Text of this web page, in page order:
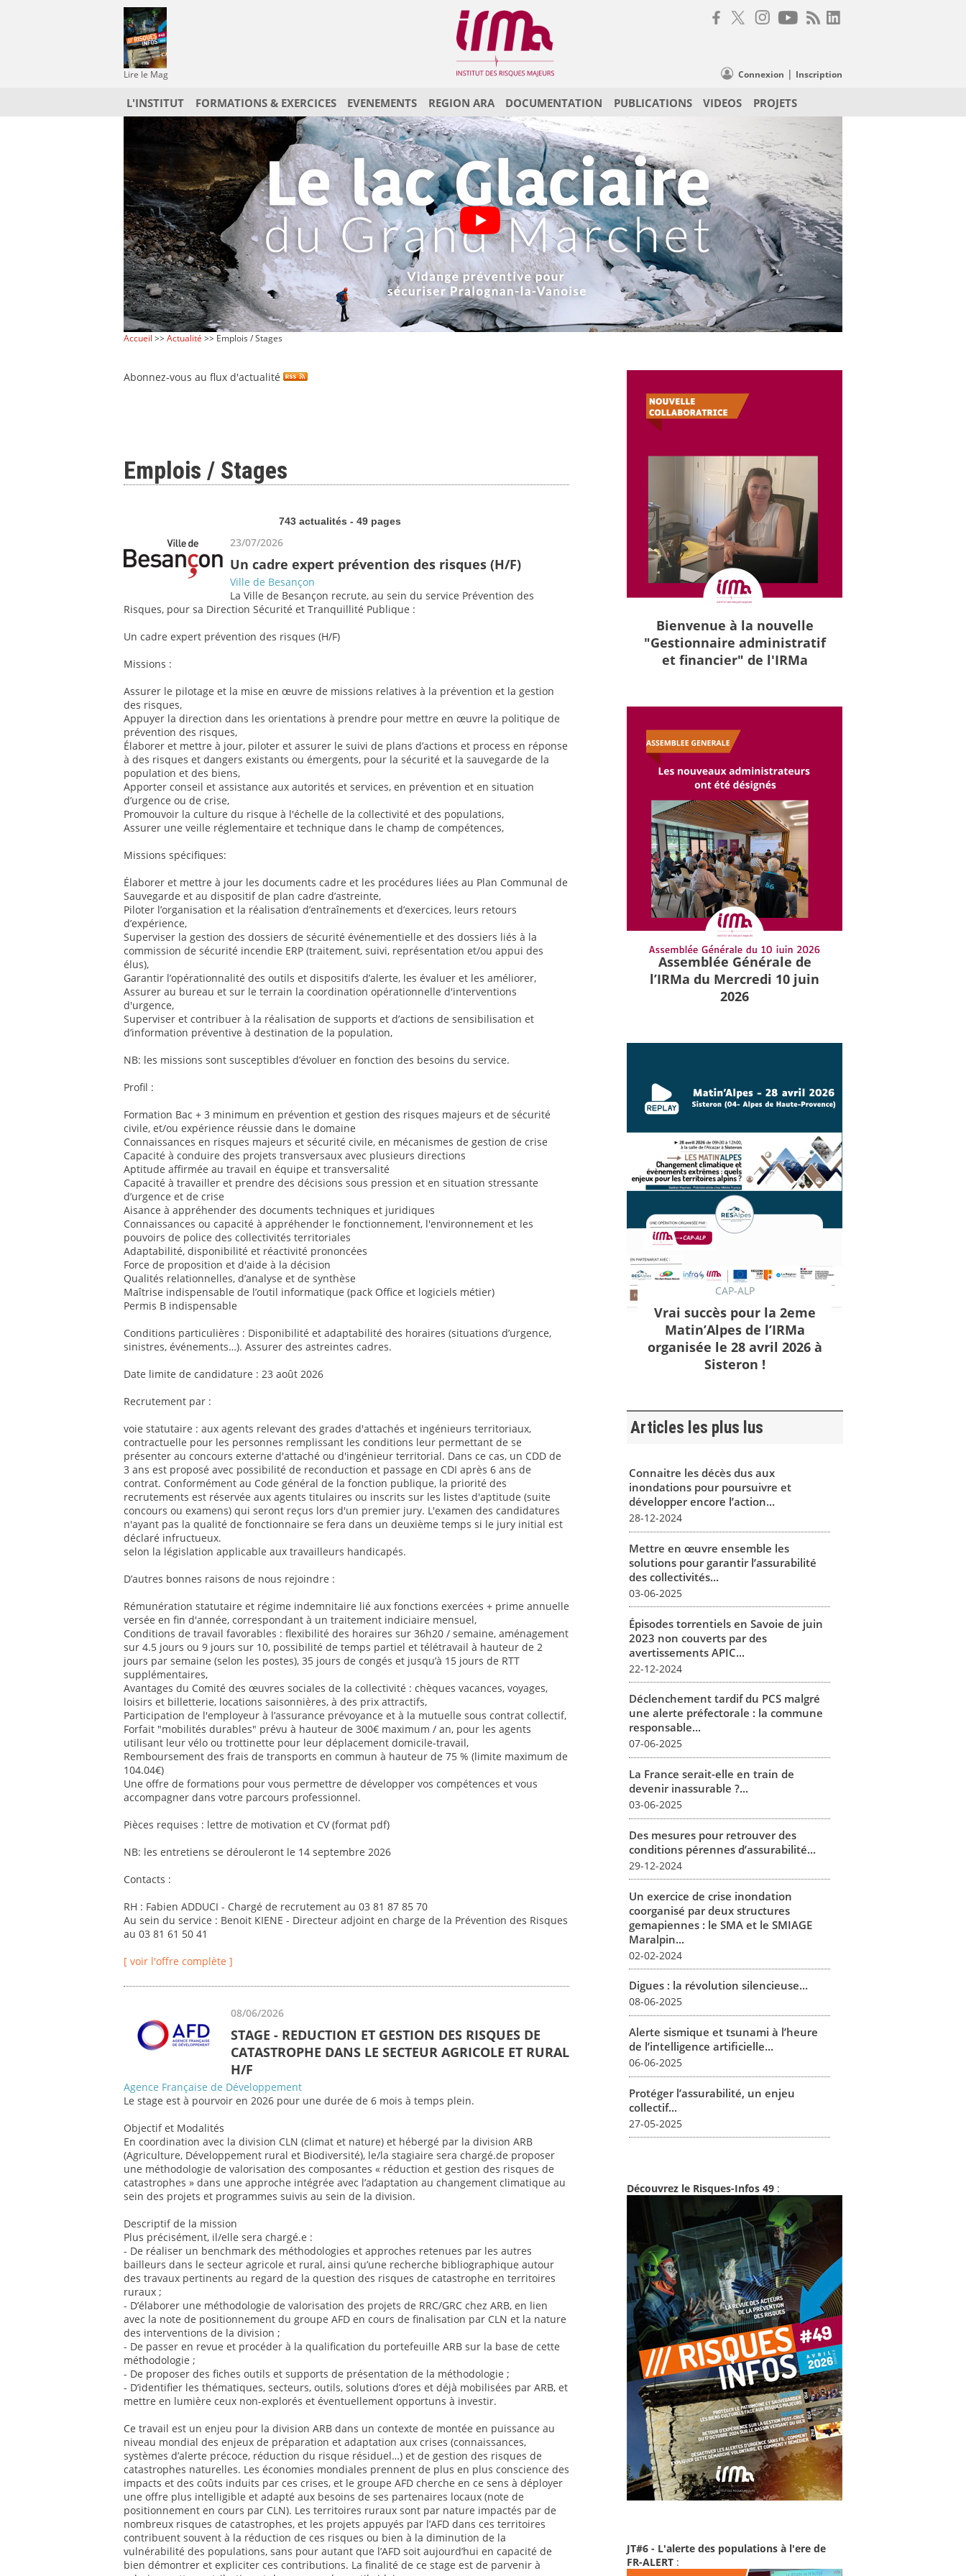
Lire le Mag Connexion | Inscription
L'INSTITUT FORMATIONS & EXERCICES EVENEMENTS REGION ARA DOCUMENTATION PUBLICATIONS VIDEOS PROJETS
Accueil >>Actualité >> Emplois / Stages
Abonnez-vous au flux d'actualité
Emplois / Stages
743 actualités - 49 pages
23/07/2026
Un cadre expert prévention des risques (H/F)
Ville de Besançon
La Ville de Besançon recrute, au sein du service Prévention des
Risques, pour sa Direction Sécurité et Tranquillité Publique :
Un cadre expert prévention des risques (H/F)
Missions :
Assurer le pilotage et la mise en œuvre de missions relatives à la prévention et la gestion
des risques,
Appuyer la direction dans les orientations à prendre pour mettre en œuvre la politique de
prévention des risques,
Élaborer et mettre à jour, piloter et assurer le suivi de plans d’actions et process en réponse
à des risques et dangers existants ou émergents, pour la sécurité et la sauvegarde de la
population et des biens,
Apporter conseil et assistance aux autorités et services, en prévention et en situation
d’urgence ou de crise,
Promouvoir la culture du risque à l'échelle de la collectivité et des populations,
Assurer une veille réglementaire et technique dans le champ de compétences,
Missions spécifiques:
Élaborer et mettre à jour les documents cadre et les procédures liées au Plan Communal de
Sauvegarde et au dispositif de plan cadre d’astreinte,
Piloter l’organisation et la réalisation d’entraînements et d’exercices, leurs retours
d’expérience,
Superviser la gestion des dossiers de sécurité événementielle et des dossiers liés à la
commission de sécurité incendie ERP (traitement, suivi, représentation et/ou appui des
élus),
Garantir l’opérationnalité des outils et dispositifs d’alerte, les évaluer et les améliorer,
Assurer au bureau et sur le terrain la coordination opérationnelle d'interventions
d'urgence,
Superviser et contribuer à la réalisation de supports et d’actions de sensibilisation et
d’information préventive à destination de la population,
NB: les missions sont susceptibles d’évoluer en fonction des besoins du service.
Profil :
Formation Bac + 3 minimum en prévention et gestion des risques majeurs et de sécurité
civile, et/ou expérience réussie dans le domaine
Connaissances en risques majeurs et sécurité civile, en mécanismes de gestion de crise
Capacité à conduire des projets transversaux avec plusieurs directions
Aptitude affirmée au travail en équipe et transversalité
Capacité à travailler et prendre des décisions sous pression et en situation stressante
d’urgence et de crise
Aisance à appréhender des documents techniques et juridiques
Connaissances ou capacité à appréhender le fonctionnement, l'environnement et les
pouvoirs de police des collectivités territoriales
Adaptabilité, disponibilité et réactivité prononcées
Force de proposition et d'aide à la décision
Qualités relationnelles, d’analyse et de synthèse
Maîtrise indispensable de l’outil informatique (pack Office et logiciels métier)
Permis B indispensable
Conditions particulières : Disponibilité et adaptabilité des horaires (situations d’urgence,
sinistres, événements…). Assurer des astreintes cadres.
Date limite de candidature : 23 août 2026
Recrutement par :
voie statutaire : aux agents relevant des grades d'attachés et ingénieurs territoriaux,
contractuelle pour les personnes remplissant les conditions leur permettant de se
présenter au concours externe d'attaché ou d'ingénieur territorial. Dans ce cas, un CDD de
3 ans est proposé avec possibilité de reconduction et passage en CDI après 6 ans de
contrat. Conformément au Code général de la fonction publique, la priorité des
recrutements est réservée aux agents titulaires ou inscrits sur les listes d'aptitude (suite
concours ou examens) qui seront reçus lors d'un premier jury. L'examen des candidatures
n'ayant pas la qualité de fonctionnaire se fera dans un deuxième temps si le jury initial est
déclaré infructueux.
selon la législation applicable aux travailleurs handicapés.
D’autres bonnes raisons de nous rejoindre :
Rémunération statutaire et régime indemnitaire lié aux fonctions exercées + prime annuelle
versée en fin d'année, correspondant à un traitement indiciaire mensuel,
Conditions de travail favorables : flexibilité des horaires sur 36h20 / semaine, aménagement
sur 4.5 jours ou 9 jours sur 10, possibilité de temps partiel et télétravail à hauteur de 2
jours par semaine (selon les postes), 35 jours de congés et jusqu’à 15 jours de RTT
supplémentaires,
Avantages du Comité des œuvres sociales de la collectivité : chèques vacances, voyages,
loisirs et billetterie, locations saisonnières, à des prix attractifs,
Participation de l'employeur à l’assurance prévoyance et à la mutuelle sous contrat collectif,
Forfait "mobilités durables" prévu à hauteur de 300€ maximum / an, pour les agents
utilisant leur vélo ou trottinette pour leur déplacement domicile-travail,
Remboursement des frais de transports en commun à hauteur de 75 % (limite maximum de
104.04€)
Une offre de formations pour vous permettre de développer vos compétences et vous
accompagner dans votre parcours professionnel.
Pièces requises : lettre de motivation et CV (format pdf)
NB: les entretiens se dérouleront le 14 septembre 2026
Contacts :
RH : Fabien ADDUCI - Chargé de recrutement au 03 81 87 85 70
Au sein du service : Benoit KIENE - Directeur adjoint en charge de la Prévention des Risques
au 03 81 61 50 41
[ voir l'offre complète ]
08/06/2026
STAGE - REDUCTION ET GESTION DES RISQUES DE
CATASTROPHE DANS LE SECTEUR AGRICOLE ET RURAL
H/F
Agence Française de Développement
Le stage est à pourvoir en 2026 pour une durée de 6 mois à temps plein.
Objectif et Modalités
En coordination avec la division CLN (climat et nature) et hébergé par la division ARB
(Agriculture, Développement rural et Biodiversité), le/la stagiaire sera chargé.de proposer
une méthodologie de valorisation des composantes « réduction et gestion des risques de
catastrophes » dans une approche intégrée avec l’adaptation au changement climatique au
sein des projets et programmes suivis au sein de la division.
Descriptif de la mission
Plus précisément, il/elle sera chargé.e :
- De réaliser un benchmark des méthodologies et approches retenues par les autres
bailleurs dans le secteur agricole et rural, ainsi qu’une recherche bibliographique autour
des travaux pertinents au regard de la question des risques de catastrophe en territoires
ruraux ;
- D’élaborer une méthodologie de valorisation des projets de RRC/GRC chez ARB, en lien
avec la note de positionnement du groupe AFD en cours de finalisation par CLN et la nature
des interventions de la division ;
- De passer en revue et procéder à la qualification du portefeuille ARB sur la base de cette
méthodologie ;
- De proposer des fiches outils et supports de présentation de la méthodologie ;
- D’identifier les thématiques, secteurs, outils, solutions d’ores et déjà mobilisées par ARB, et
mettre en lumière ceux non-explorés et éventuellement opportuns à investir.
Ce travail est un enjeu pour la division ARB dans un contexte de montée en puissance au
niveau mondial des enjeux de préparation et adaptation aux crises (connaissances,
systèmes d’alerte précoce, réduction du risque résiduel…) et de gestion des risques de
catastrophes naturelles. Les économies mondiales prennent de plus en plus conscience des
impacts et des coûts induits par ces crises, et le groupe AFD cherche en ce sens à déployer
une offre plus intelligible et adapté aux besoins de ses partenaires locaux (note de
positionnement en cours par CLN). Les territoires ruraux sont par nature impactés par de
nombreux risques de catastrophes, et les projets appuyés par l’AFD dans ces territoires
contribuent souvent à la réduction de ces risques ou bien à la diminution de la
vulnérabilité des populations, sans pour autant que l’AFD soit aujourd’hui en capacité de
bien démontrer et expliciter ces contributions. La finalité de ce stage est de parvenir à
Bienvenue à la nouvelle
"Gestionnaire administratif
et financier" de l'IRMa
Assemblée Générale de
l’IRMa du Mercredi 10 juin
2026
CAP-ALP
Vrai succès pour la 2eme
Matin’Alpes de l’IRMa
organisée le 28 avril 2026 à
Sisteron !
Articles les plus lus
Connaitre les décès dus aux
inondations pour poursuivre et
développer encore l’action...
28-12-2024
Mettre en œuvre ensemble les
solutions pour garantir l’assurabilité
des collectivités...
03-06-2025
Épisodes torrentiels en Savoie de juin
2023 non couverts par des
avertissements APIC...
22-12-2024
Déclenchement tardif du PCS malgré
une alerte préfectorale : la commune
responsable...
07-06-2025
La France serait-elle en train de
devenir inassurable ?...
03-06-2025
Des mesures pour retrouver des
conditions pérennes d’assurabilité...
29-12-2024
Un exercice de crise inondation
coorganisé par deux structures
gemapiennes : le SMA et le SMIAGE
Maralpin...
02-02-2024
Digues : la révolution silencieuse...
08-06-2025
Alerte sismique et tsunami à l’heure
de l’intelligence artificielle...
06-06-2025
Protéger l’assurabilité, un enjeu
collectif...
27-05-2025
Découvrez le Risques-Infos 49 :
JT#6 - L'alerte des populations à l'ere de
FR-ALERT :